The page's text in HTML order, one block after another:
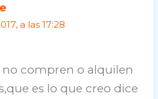
a las 17:28
no compren o alquilen
es lo que creo dice